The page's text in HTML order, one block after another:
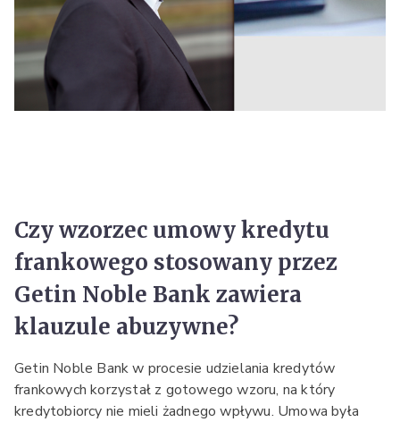
Czy wzorzec umowy kredytu
frankowego stosowany przez
Getin Noble Bank zawiera
klauzule abuzywne?
Getin Noble Bank w procesie udzielania kredytów
frankowych korzystał z gotowego wzoru, na który
kredytobiorcy nie mieli żadnego wpływu. Umowa była